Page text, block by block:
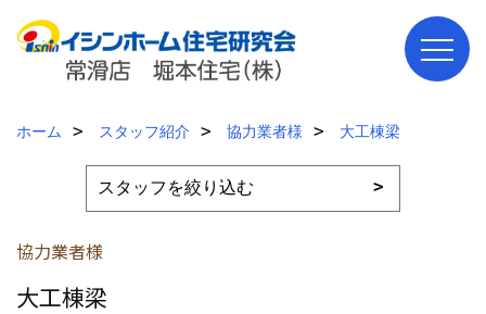
ホーム スタッフ紹介 協力業者様 大工棟梁
協力業者様
大工棟梁